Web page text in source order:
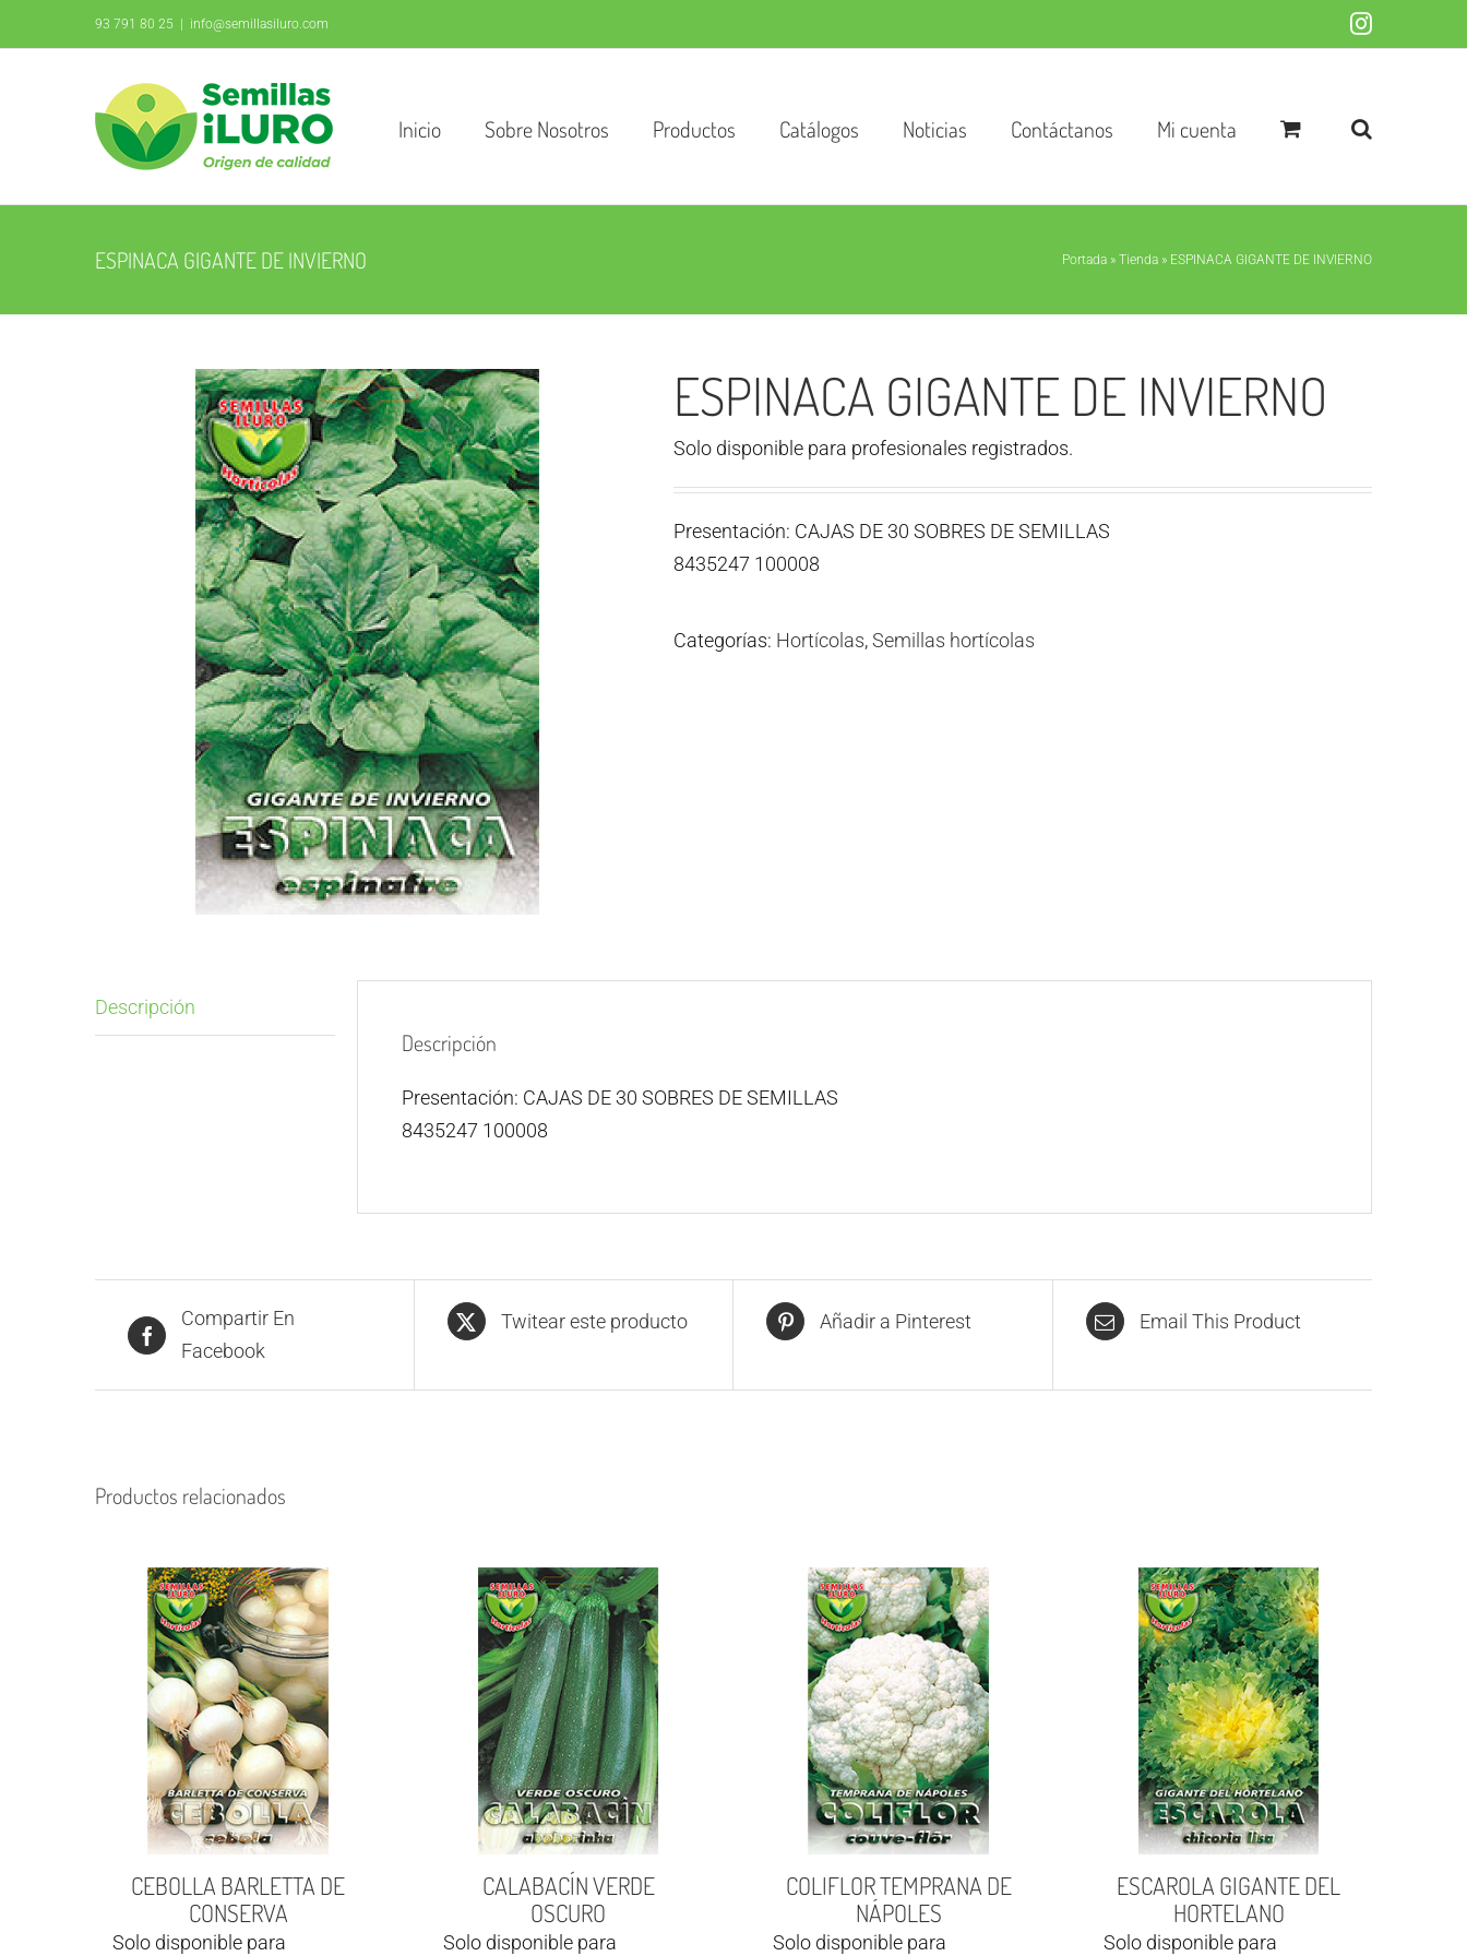
al
93 791 80 25 info@semillasiluro.com Instagram
Inicio Sobre Nosotros Productos Catálogos Noticias Contáctanos Mi cuenta
ESPINACA GIGANTE DE INVIERNO Portada » Tienda » ESPINACA GIGANTE DE INVIERNO
ESPINACA GIGANTE DE INVIERNO
Solo disponible para profesionales registrados.
Presentación: CAJAS DE 30 SOBRES DE SEMILLAS
8435247 100008
Categorías: Hortícolas,Semillas hortícolas
Descripción
Descripción
Presentación: CAJAS DE 30 SOBRES DE SEMILLAS
8435247 100008
Compartir En
Facebook
Twitear este producto Añadir a Pinterest Email This Product
Productos relacionados
CEBOLLA BARLETTA DE
CONSERVA
Solo disponible para
CALABACÍN VERDE
OSCURO
Solo disponible para
COLIFLOR TEMPRANA DE
NÁPOLES
Solo disponible para
ESCAROLA GIGANTE DEL
HORTELANO
Solo disponible para